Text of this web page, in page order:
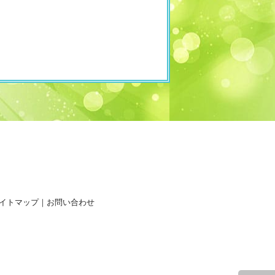
トマップ｜ お問い合わせ